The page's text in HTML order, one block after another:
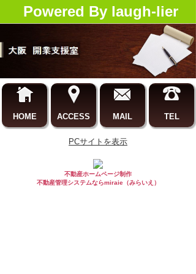
Powered By laugh-lier
HOME ACCESS MAIL TEL
PCサイトを表示
不動産ホームページ制作
不動産管理システムならmiraie（みらいえ）